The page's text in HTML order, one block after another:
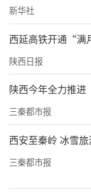
>>有面诊人员
西安壹加壹医
颧骨，“我很
00个人里面我
终达到有效的
用那么着急，
这个手术的医
记者问这家
生，面诊人
新华社
西延高铁开通“满
陕西日报
陕西今年全力推
三秦都市报
西安至秦岭 冰雪
三秦都市报